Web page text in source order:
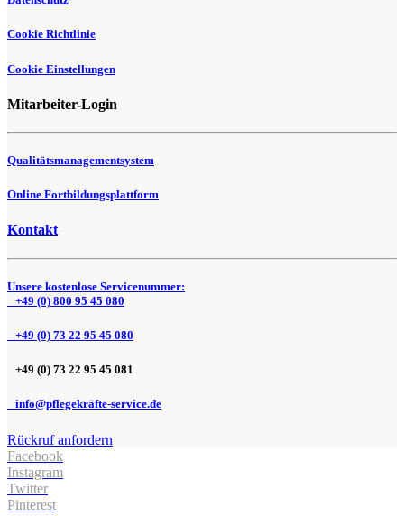
Cookie Richtlinie
Cookie Einstellungen
Mitarbeiter-Login
Qualitätsmanagementsystem
Online Fortbildungsplattform
Kontakt
Unsere kostenlose Servicenummer:
+49 (0) 800 95 45 080
+49 (0) 73 22 95 45 080
+49 (0) 73 22 95 45 081
info@pflegekräfte-service.de
Rückruf anfordern
Facebook
Instagram
Twitter
Pinterest